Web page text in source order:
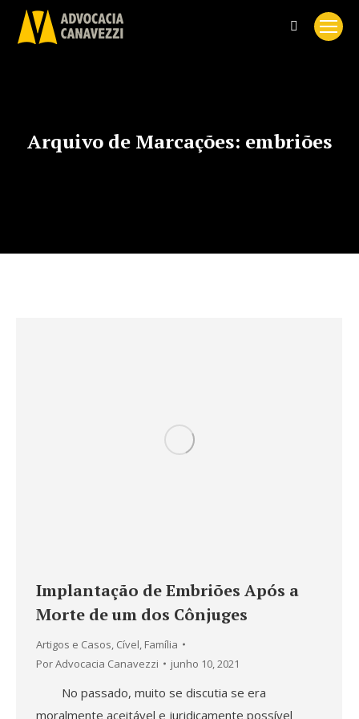
Search:
Arquivo de Marcações: embriões
Implantação de Embriões Após a
Morte de um dos Cônjuges
Artigos e Casos, Cível, Família
PorAdvocacia Canavezzi junho 10, 2021
No passado, muito se discutia se era
moralmente aceitável e juridicamente possível